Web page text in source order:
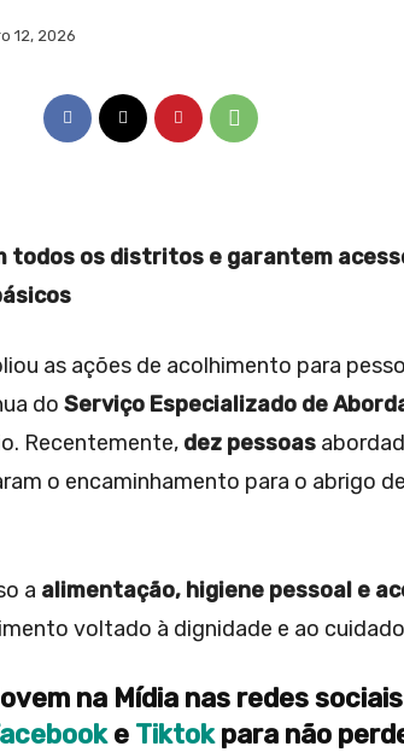
12, 2026
todos os distritos e garantem
as ações de acolhimento para
do Serviço Especializado de
Recentemente, dez pessoas
o encaminhamento para o abrigo
a alimentação, higiene pessoal e
voltado à dignidade e ao
na Mídia nas redes sociais
e Tiktokpara não